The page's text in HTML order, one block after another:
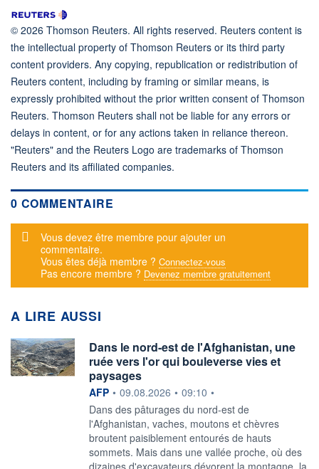
© 2026 Thomson Reuters. All rights reserved. Reuters content is
the intellectual property of Thomson Reuters or its third party
content providers. Any copying, republication or redistribution of
Reuters content, including by framing or similar means, is
expressly prohibited without the prior written consent of Thomson
Reuters. Thomson Reuters shall not be liable for any errors or
delays in content, or for any actions taken in reliance thereon.
"Reuters" and the Reuters Logo are trademarks of Thomson
Reuters and its affiliated companies.
0 COMMENTAIRE
Message d'alerte
Vous devez être membre pour ajouter un
commentaire.
Vous êtes déjà membre ? Connectez-vous
Pas encore membre ? Devenez membre gratuitement
A LIRE AUSSI
Dans le nord-est de l'Afghanistan, une
ruée vers l'or qui bouleverse vies et
paysages
information fournie par
AFP • 09.08.2026 • 09:10 •
Dans des pâturages du nord-est de
l'Afghanistan, vaches, moutons et chèvres
broutent paisiblement entourés de hauts
sommets. Mais dans une vallée proche, où des
dizaines d'excavateurs dévorent la montagne, la